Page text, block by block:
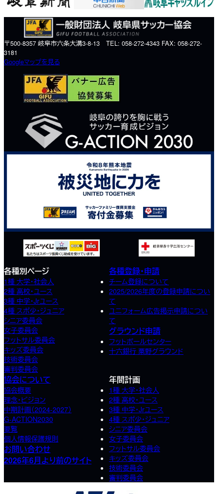
〒500-8357 岐阜市六条大溝3-8-13 TEL: 058-272-4343 FAX: 058-272-
3181
Googleマップを見る
各種別ページ
1種 大学・社会人
2種 高校･ユース
3種 中学･Jrユース
4種 スポ少･ジュニア
シニア委員会
女子委員会
フットサル委員会
キッズ委員会
技術委員会
審判委員会
各種登録・申請
チーム登録について
2025/2026年度の登録申請につい
て
ユニフォーム広告掲示申請につい
て
グラウンド申請
フットボールセンター
十六銀行 粟野グラウンド
協会について
協会概要
理念・ビジョン
中期計画（2024-2027）
G-ACTION2030
要覧
個人情報保護規則
お問い合わせ
2026年6月より前のサイト
年間計画
1種 大学・社会人
2種 高校･ユース
3種 中学･Jrユース
4種 スポ少･ジュニア
シニア委員会
女子委員会
フットサル委員会
キッズ委員会
技術委員会
審判委員会